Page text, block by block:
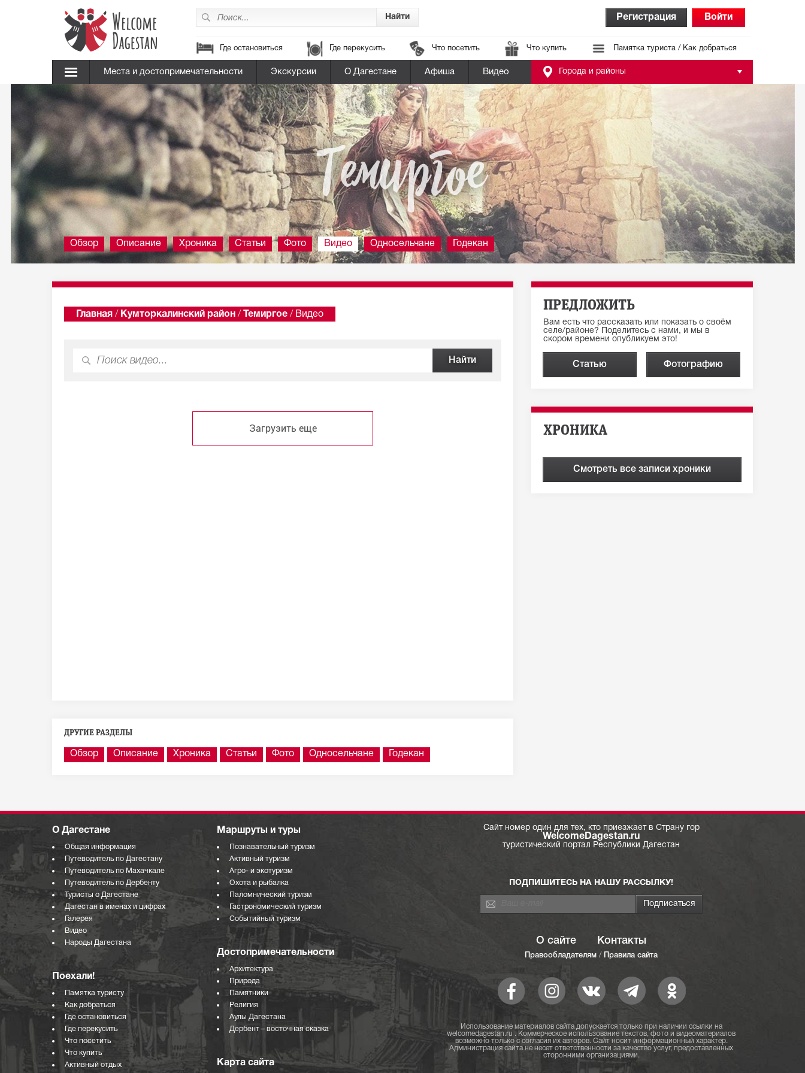
Регистрация Войти
Где остановиться Где перекусить Что посетить Что купить Памятка туриста / Как добраться
Места и достопримечательности Экскурсии О Дагестане Афиша Видео Города и районы
Темиргое
Обзор Описание Хроника Статьи Фото Видео Односельчане Годекан
Главная / Кумторкалинский район / Темиргое / Видео
Загрузить еще
ДРУГИЕ РАЗДЕЛЫ
Обзор Описание Хроника Статьи Фото Односельчане Годекан
ПРЕДЛОЖИТЬ
Вам есть что рассказать или показать о своём
селе/районе? Поделитесь с нами, и мы в
скором времени опубликуем это!
Статью Фотографию
ХРОНИКА
Смотреть все записи хроники
О Дагестане
Общая информация
Путеводитель по Дагестану
Путеводитель по Махачкале
Путеводитель по Дербенту
Туристы о Дагестане
Дагестан в именах и цифрах
Галерея
Видео
Народы Дагестана
Поехали!
Памятка туристу
Как добраться
Где остановиться
Где перекусить
Что посетить
Что купить
Активный отдых
Маршруты и туры
Познавательный туризм
Активный туризм
Агро- и экотуризм
Охота и рыбалка
Паломнический туризм
Гастрономический туризм
Событийный туризм
Достопримечательности
Архитектура
Природа
Памятники
Религия
Аулы Дагестана
Дербент – восточная сказка
Карта сайта
Сайт номер один для тех, кто приезжает в Страну гор
WelcomeDagestan.ru
туристический портал Республики Дагестан
ПОДПИШИТЕСЬ НА НАШУ РАССЫЛКУ!
О сайте Контакты
Правообладателям / Правила сайта
Использование материалов сайта допускается только при наличии ссылки на
welcomedagestan.ru . Коммерческое использование текстов, фото и видеоматериалов
возможно только с согласия их авторов. Сайт носит информационный характер.
Администрация сайта не несет ответственности за качество услуг, предоставленных
сторонними организациями.